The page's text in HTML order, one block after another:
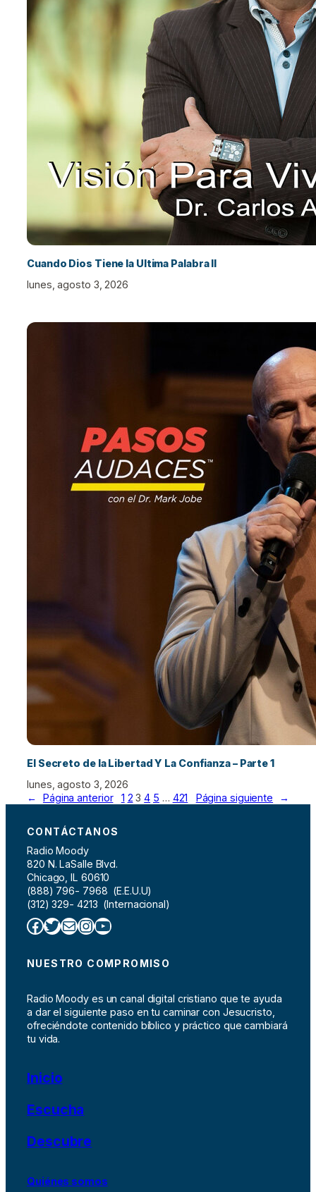
Cuando Dios Tiene la Ultima Palabra II
lunes, agosto 3, 2026
El Secreto de la Libertad Y La Confianza – Parte 1
lunes, agosto 3, 2026
←
Página anterior 1 2 3 4 5 … 421 Página siguiente →
CONTÁCTANOS
Radio Moody
820 N. LaSalle Blvd.
Chicago, IL 60610
(888) 796- 7968 (E.E.U.U)
(312) 329- 4213 (Internacional)
Facebook Twitter Correo electrónico InstagramYouTube
NUESTRO COMPROMISO
Radio Moody es un canal digital cristiano que te ayuda
a dar el siguiente paso en tu caminar con Jesucristo,
ofreciéndote contenido bíblico y práctico que cambiará
tu vida.
Inicio
Escucha
Descubre
Quiénes somos